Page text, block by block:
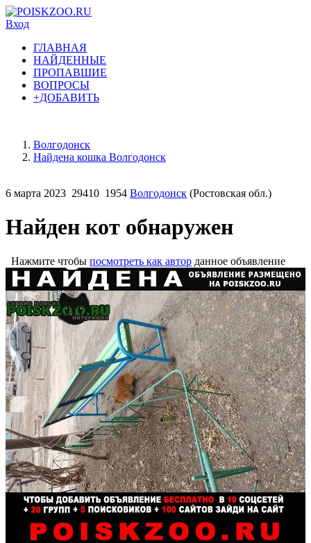
Вход
ГЛАВНАЯ
НАЙДЕННЫЕ
ПРОПАВШИЕ
ВОПРОСЫ
+ДОБАВИТЬ
Волгодонск
Найдена кошка Волгодонск
6 марта 2023 29410 1954 Волгодонск (Ростовская обл.)
Найден кот обнаружен
Нажмите чтобы посмотреть как автор данное объявление